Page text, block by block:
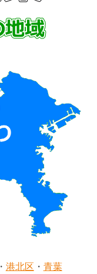
・ 港北区 ・ 青葉